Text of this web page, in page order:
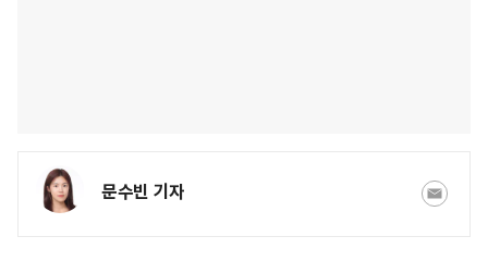
문수빈 기자